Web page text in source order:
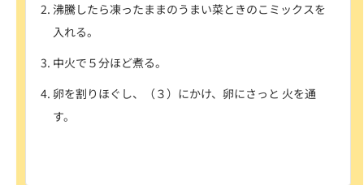
沸騰したら凍ったままのうまい菜ときのこミックスを
入れる。
中火で５分ほど煮る。
卵を割りほぐし、（３）にかけ、卵にさっと 火を通
す。